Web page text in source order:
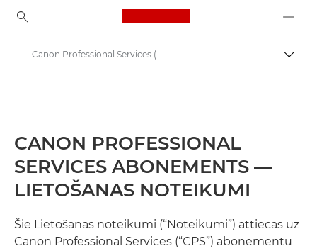
Canon Logo, back to
Canon Professional Services (CPS) pakalpojumu sniegšanas noteikumi
CANON PROFESSIONAL
SERVICES ABONEMENTS —
LIETOŠANAS NOTEIKUMI
Šie Lietošanas noteikumi (“Noteikumi”) attiecas uz
Canon Professional Services (“CPS”) abonementu